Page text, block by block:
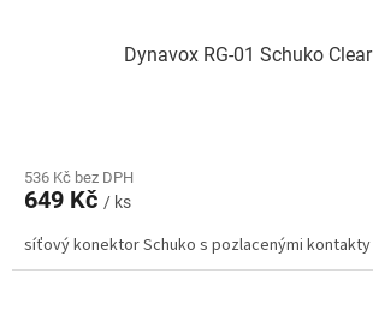
Dynavox RG-01 Schuko
536 Kč bez DPH
649 Kč / ks
síťový konektor Schuko s pozlacenými kontakty